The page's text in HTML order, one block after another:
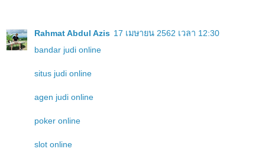
Rahmat Abdul Azis 17 เมษายน 2562 เวลา 12:30
bandar judi online
situs judi online
agen judi online
poker online
slot online